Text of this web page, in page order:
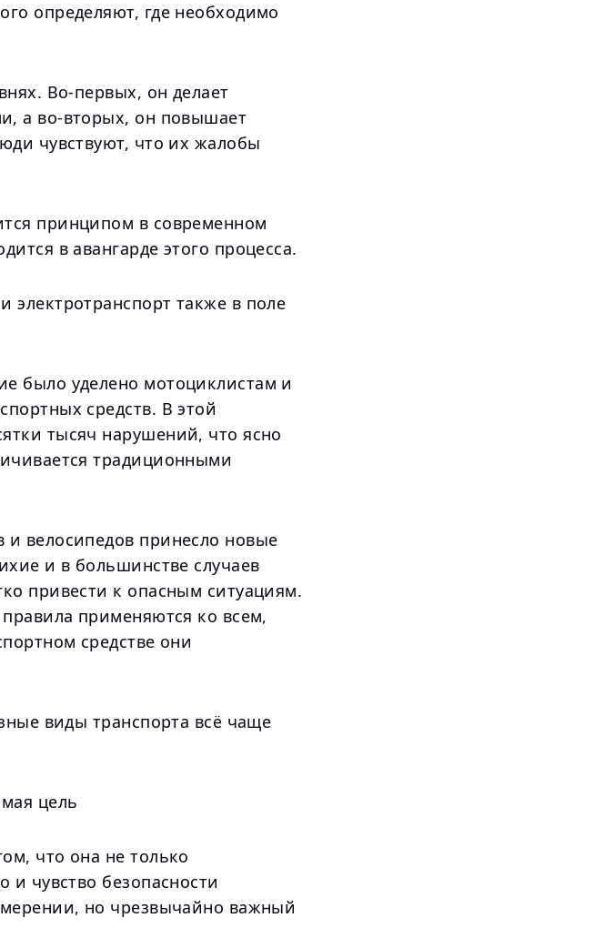
определяют, где необходимо
Во-первых, он делает
а во-вторых, он повышает
чувствуют, что их жалобы
принципом в современном
в авангарде этого процесса.
также в поле
было уделено мотоциклистам и
средств. В этой
тысяч нарушений, что ясно
традиционными
и велосипедов принесло новые
и в большинстве случаев
привести к опасным ситуациям.
применяются ко всем,
средстве они
виды транспорта всё чаще
цель
что она не только
и чувство безопасности
но чрезвычайно важный